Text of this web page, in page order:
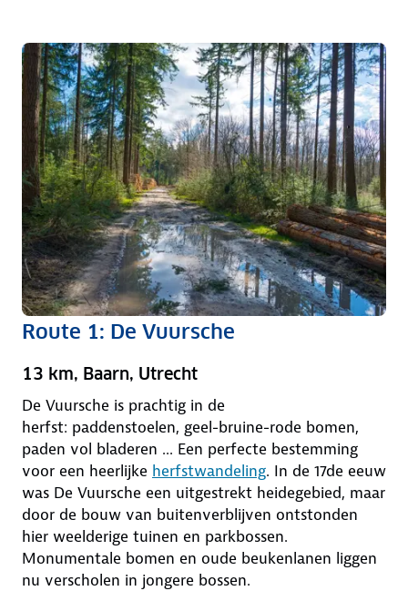
Route 1: De Vuursche
13 km, Baarn, Utrecht
De Vuursche is prachtig in de
herfst: paddenstoelen, geel-bruine-rode bomen,
paden vol bladeren ... Een perfecte bestemming
voor een heerlijke herfstwandeling. In de 17de eeuw
was De Vuursche een uitgestrekt heidegebied, maar
door de bouw van buitenverblijven ontstonden
hier weelderige tuinen en parkbossen.
Monumentale bomen en oude beukenlanen liggen
nu verscholen in jongere bossen.